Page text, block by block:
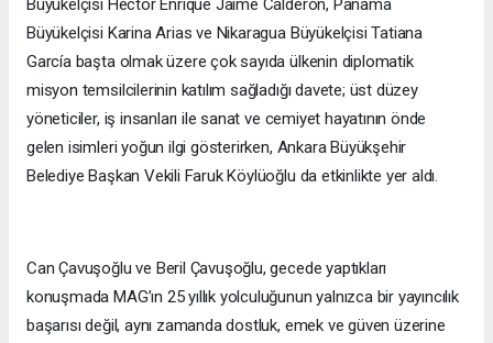
Büyükelçisi Héctor Enrique Jaime Calderón, Panama
Büyükelçisi Karina Arias ve Nikaragua Büyükelçisi Tatiana
García başta olmak üzere çok sayıda ülkenin diplomatik
misyon temsilcilerinin katılım sağladığı davete; üst düzey
yöneticiler, iş insanları ile sanat ve cemiyet hayatının önde
gelen isimleri yoğun ilgi gösterirken, Ankara Büyükşehir
Belediye Başkan Vekili Faruk Köylüoğlu da etkinlikte yer aldı.
Can Çavuşoğlu ve Beril Çavuşoğlu, gecede yaptıkları
konuşmada MAG’ın 25 yıllık yolculuğunun yalnızca bir yayıncılık
başarısı değil, aynı zamanda dostluk, emek ve güven üzerine